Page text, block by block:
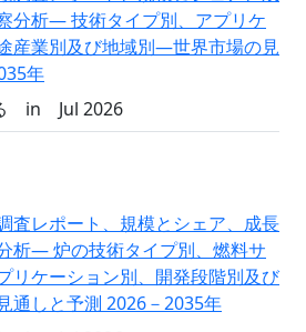
分析― 技術タイプ別、アプリケ
産業別及び地域別―世界市場の見
年
in Jul 2026
査レポート、規模とシェア、成長
析― 炉の技術タイプ別、燃料サ
リケーション別、開発段階別及び
通しと予測 2026－2035年